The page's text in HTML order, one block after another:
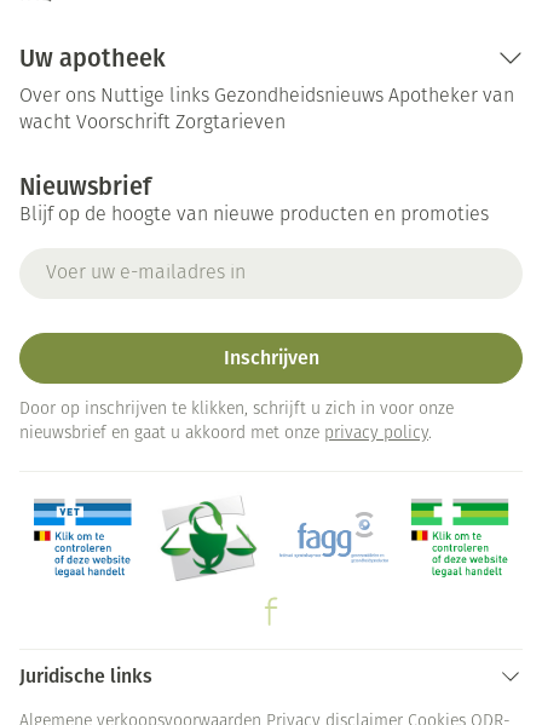
Uw apotheek
Over ons Nuttige links Gezondheidsnieuws Apotheker van
wacht Voorschrift Zorgtarieven
Nieuwsbrief
Blijf op de hoogte van nieuwe producten en promoties
Inschrijven
Door op inschrijven te klikken, schrijft u zich in voor onze
nieuwsbrief en gaat u akkoord met onze privacy policy.
Juridische links